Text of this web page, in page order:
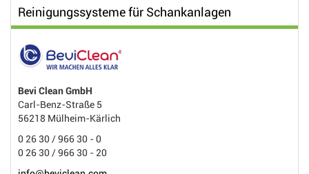
Reinigungssysteme für Schankanlagen
Bevi Clean GmbH
Carl-Benz-Straße 5
56218 Mülheim-Kärlich
0 26 30 / 966 30 - 0
0 26 30 / 966 30 - 20